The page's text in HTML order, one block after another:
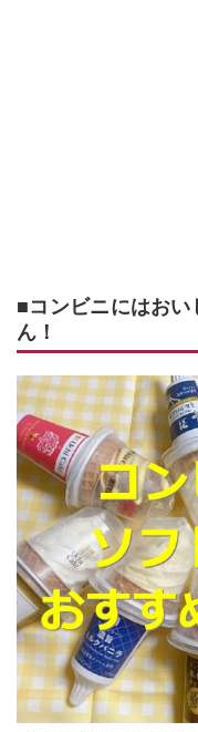
■コンビニにはおい
ん！